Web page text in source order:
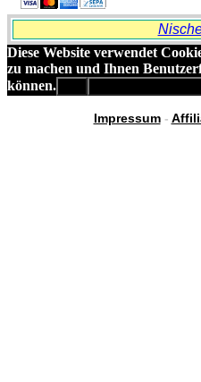
Diese Website verwendet
zu machen und Ihnen
können.
Impressum-